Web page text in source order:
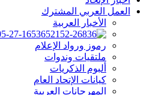
العمل العربي المشترك
الأخبار العربية
رموز ورواد الإعلام
ملتقيات وندوات
ألبوم الذكريات
كيانات الإتحاد العام
المهرجانات العربية